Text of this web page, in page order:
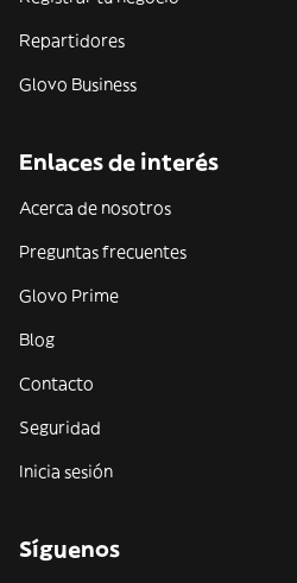
Repartidores
Glovo Business
Enlaces de interés
Acerca de nosotros
Preguntas frecuentes
Glovo Prime
Blog
Contacto
Seguridad
Inicia sesión
Síguenos